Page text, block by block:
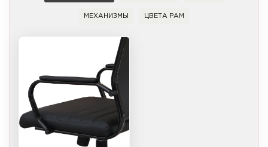
МЕХАНИЗМЫ ЦВЕТА РАМ